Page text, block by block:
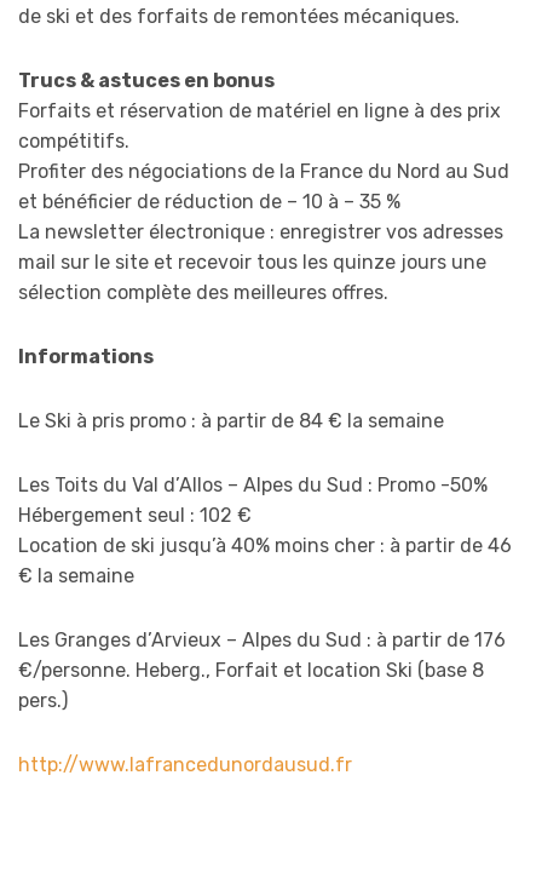
de ski et des forfaits de remontées mécaniques.
Trucs & astuces en bonus
Forfaits et réservation de matériel en ligne à des prix
compétitifs.
Profiter des négociations de la France du Nord au Sud
et bénéficier de réduction de – 10 à – 35 %
La newsletter électronique : enregistrer vos adresses
mail sur le site et recevoir tous les quinze jours une
sélection complète des meilleures offres.
Informations
Le Ski à pris promo : à partir de 84 € la semaine
Les Toits du Val d’Allos – Alpes du Sud : Promo -50%
Hébergement seul : 102 €
Location de ski jusqu’à 40% moins cher : à partir de 46
€ la semaine
Les Granges d’Arvieux – Alpes du Sud : à partir de 176
€/personne. Heberg., Forfait et location Ski (base 8
pers.)
http://www.lafrancedunordausud.fr